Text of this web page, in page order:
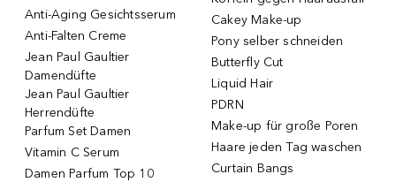
Anti-Aging Gesichtsserum
Anti-Falten Creme
Jean Paul Gaultier
Damendüfte
Jean Paul Gaultier
Herrendüfte
Parfum Set Damen
Vitamin C Serum
Damen Parfum Top 10
Cakey Make-up
Pony selber schneiden
Butterfly Cut
Liquid Hair
PDRN
Make-up für große Poren
Haare jeden Tag waschen
Curtain Bangs